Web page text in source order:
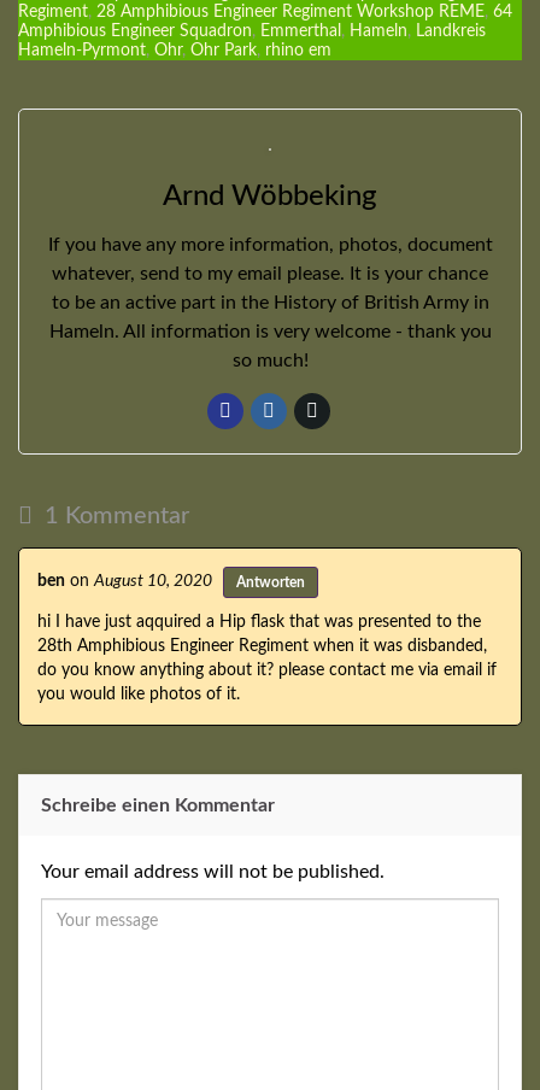
Regiment, 28 Amphibious Engineer Regiment Workshop REME, 64
Amphibious Engineer Squadron, Emmerthal , Hameln, Landkreis
Hameln-Pyrmont, Ohr, Ohr Park, rhino em
Arnd Wöbbeking
If you have any more information, photos, document
whatever, send to my email please. It is your chance
to be an active part in the History of British Army in
Hameln. All information is very welcome - thank you
so much!
1 Kommentar
ben on August 10, 2020 Antworten
hi I have just aqquired a Hip flask that was presented to the
28th Amphibious Engineer Regiment when it was disbanded,
do you know anything about it? please contact me via email if
you would like photos of it.
Schreibe einen Kommentar
Your email address will not be published.